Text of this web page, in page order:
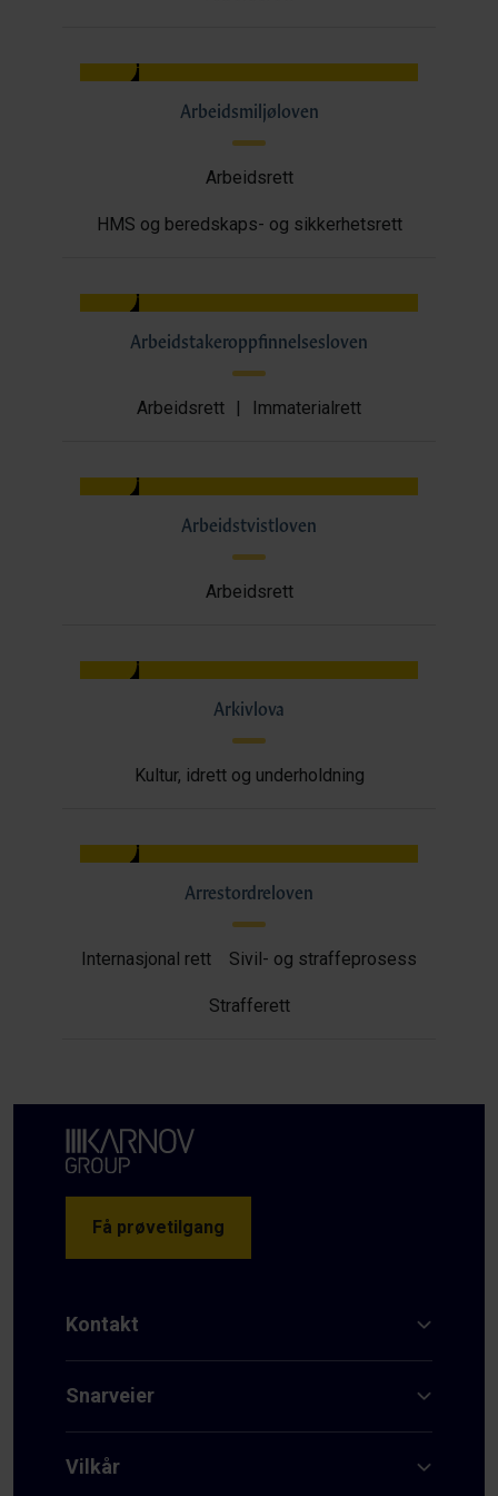
Arbeidsmiljøloven
Arbeidsrett
HMS og beredskaps- og sikkerhetsrett
Arbeidstakeroppfinnelsesloven
Arbeidsrett | Immaterialrett
Arbeidstvistloven
Arbeidsrett
Arkivlova
Kultur, idrett og underholdning
Arrestordreloven
Internasjonal rett Sivil- og straffeprosess
Strafferett
Få prøvetilgang
Kontakt
Snarveier
Vilkår